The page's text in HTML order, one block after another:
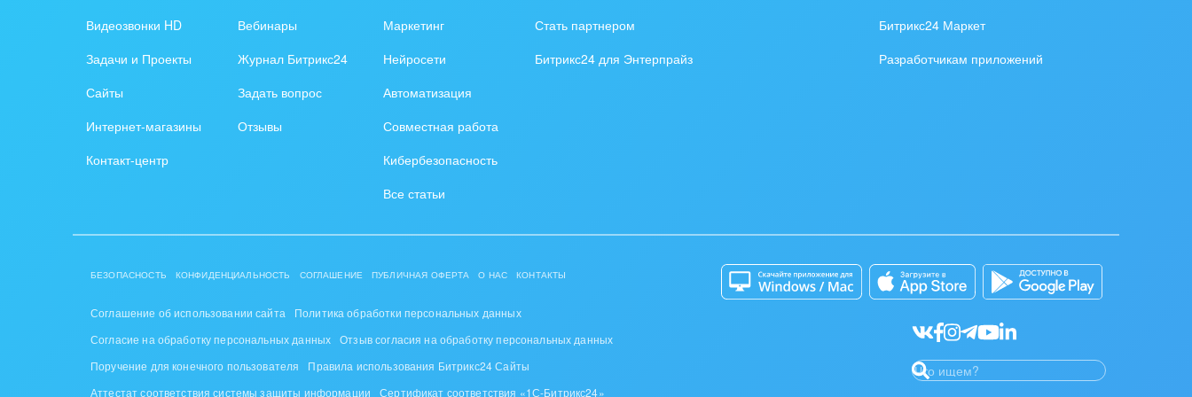
Создание сайтов
Интернет-магазин и CRM
внедрения
Внедрение для медицины
Внедрение онлайн-
/ Интранета
Общественно-политические
организации
СМИ, издательства,
благоустройство
Транспорт, Авиация,
автобизнес
Видеозвонки HD
Задачи и Проекты
Сайты
Интернет-магазины
Контакт-центр
Вебинары
Журнал Битрикс24
Задать вопрос
Отзывы
Маркетинг
Нейросети
Автоматизация
Совместная работа
Кибербезопасность
Все статьи
Стать партнером
Битрикс24 для Энтерпрайз
Битрикс24 Маркет
Разработчикам приложений
БЕЗОПАСНОСТЬ КОНФИДЕНЦИАЛЬНОСТЬ СОГЛАШЕНИЕ ПУБЛИЧНАЯ ОФЕРТА О НАС КОНТАКТЫ
Соглашение об использовании сайта
Политика обработки персональных данных
Согласие на обработку персональных данных Отзыв согласия на обработку персональных данных
Поручение для конечного пользователя
Правила использования Битрикс24 Сайты
Аттестат соответствия системы защиты информации
Сертификат соответствия «1С-Битрикс24»